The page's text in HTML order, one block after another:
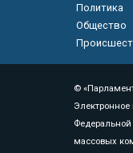
Политика
Общество
©
Электронное
массовых